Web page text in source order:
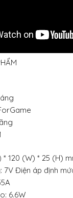
* 120 (W) * 25 (H)
Điện áp định
6.6W